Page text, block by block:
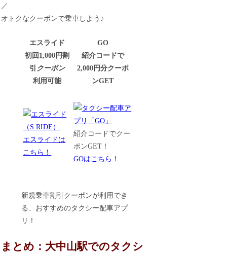
／
オトクなクーポンで乗車しよう♪
エスライド
初回1,000円割
引 クーポン
利用可能
GO
紹介コードで
2,000円分クーポ
ンGET
エスライドは
こちら！
紹介コードでクー
ポンGET！
GOはこちら！
新規乗車割引クーポンが利用でき
る、おすすめのタクシー配車アプ
リ！
まとめ：大中山駅でのタクシ